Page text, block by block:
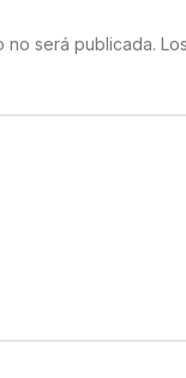
será publicada.